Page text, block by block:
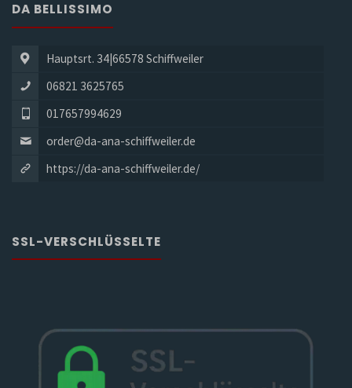
DA BELLISSIMO
Hauptsrt. 34|66578 Schiffweiler
06821 3625765
017657994629
order@da-ana-schiffweiler.de
https://da-ana-schiffweiler.de/
SSL-VERSCHLÜSSELTE